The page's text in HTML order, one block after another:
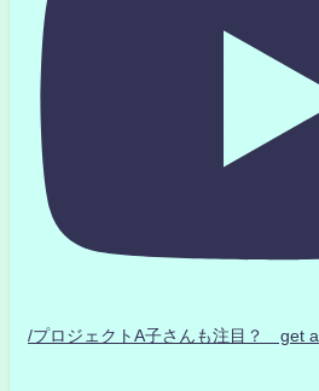
/プロジェクトA子さんも注目？ get